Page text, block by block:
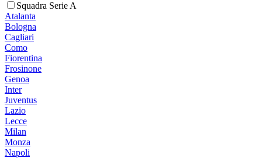
Squadra Serie A
Atalanta
Bologna
Cagliari
Como
Fiorentina
Frosinone
Genoa
Inter
Juventus
Lazio
Lecce
Milan
Monza
Napoli